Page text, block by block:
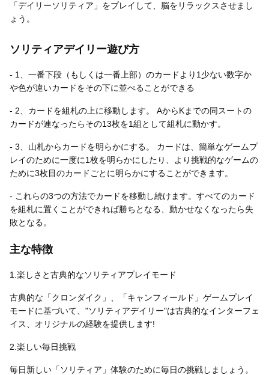
「デイリーソリティア」をプレイして、脳をリラックスさせまし
ょう。
ソリティアデイリー遊び方
- 1、一番下段（もしくは一番上部）のカードより1少ない数字か
や色が違いカードをその下に並べることができる
- 2、カードを組札の上に移動します。 AからKまでの同スートの
カードが連なったらその13枚を1組として組札に動かす。
- 3、山札からカードを明らかにする。 カードは、簡単なゲームプ
レイのために一度に1枚を明らかにしたり、より挑戦的なゲームの
ために3枚目のカードごとに明らかにすることができます。
- これらの3つの方法でカードを移動し続けます。すべてのカード
を組札に置くことができれば勝ちとなる、動かせなくなったら失
敗となる。
主な特徴
1.楽しさと古典的なソリティアプレイモード
古典的な「クロンダイク」、「キャンフィールド」ゲームプレイ
モードに基づいて、"ソリティアデイリー"は古典的なインターフェ
イス、オリジナルの経験を提供します!
2.楽しい毎日挑戦
毎日新しい「ソリティア」体験のために毎日の挑戦しましょう。